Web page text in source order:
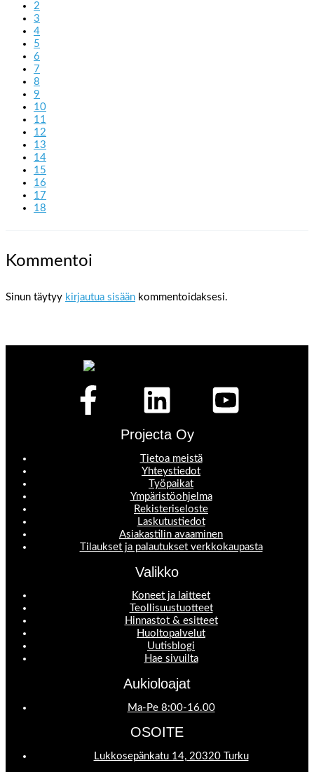
2
3
4
5
6
7
8
9
10
11
12
13
14
15
16
17
18
Kommentoi
Sinun täytyy kirjautua sisään kommentoidaksesi.
Projecta Oy
Tietoa meistä
Yhteystiedot
Työpaikat
Ympäristöohjelma
Rekisteriseloste
Laskutustiedot
Asiakastilin avaaminen
Tilaukset ja palautukset verkkokaupasta
Valikko
Koneet ja laitteet
Teollisuustuotteet
Hinnastot & esitteet
Huoltopalvelut
Uutisblogi
Hae sivuilta
Aukioloajat
Ma-Pe 8:00-16.00
OSOITE
Lukkosepänkatu 14, 20320 Turku